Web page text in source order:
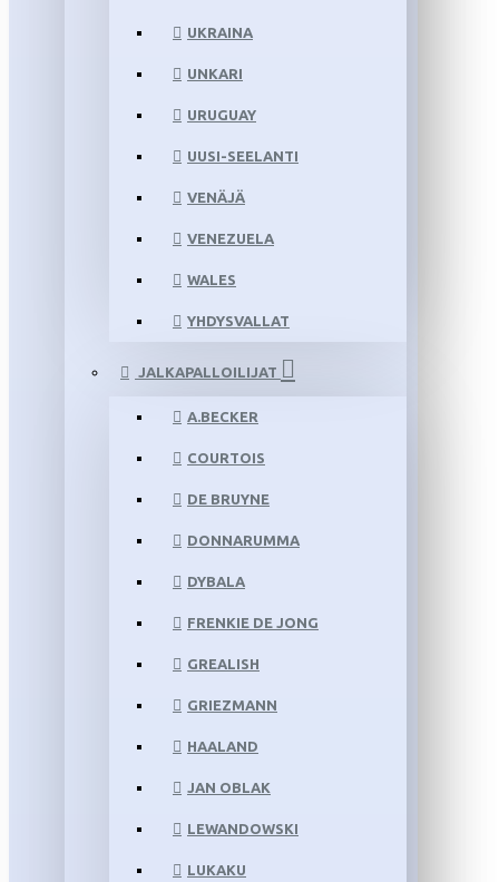
UKRAINA
UNKARI
URUGUAY
UUSI-SEELANTI
VENÄJÄ
VENEZUELA
WALES
YHDYSVALLAT
JALKAPALLOILIJAT
A.BECKER
COURTOIS
DE BRUYNE
DONNARUMMA
DYBALA
FRENKIE DE JONG
GREALISH
GRIEZMANN
HAALAND
JAN OBLAK
LEWANDOWSKI
LUKAKU